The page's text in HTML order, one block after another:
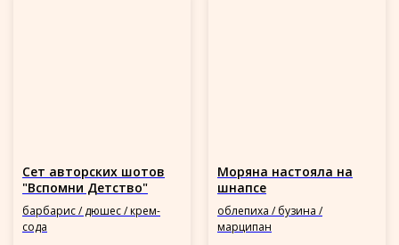
Сет авторских шотов
"Вспомни Детство"
барбарис / дюшес / крем-
сода
Моряна настояла на
шнапсе
облепиха / бузина /
марципан